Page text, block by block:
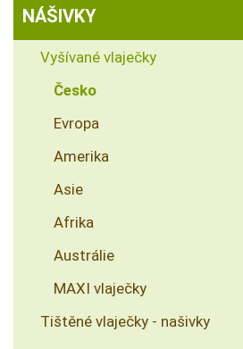
NÁŠIVKY
Vyšívané vlaječky
Česko
Evropa
Amerika
Asie
Afrika
Austrálie
MAXI vlaječky
Tištěné vlaječky - našivky